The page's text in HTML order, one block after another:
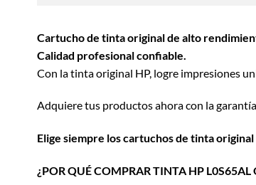
Cartucho de tinta original de alto
Calidad profesional confiable.
Con la tinta original HP, logre impresiones
Adquiere tus productos ahora con la
Elige siempre los cartuchos de tinta original
¿POR QUÉ COMPRAR TINTA HP L0S65AL